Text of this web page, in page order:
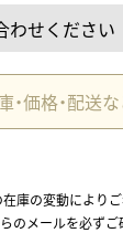
わせください
・価格・配送
在庫の変動により
のメールを必ずご